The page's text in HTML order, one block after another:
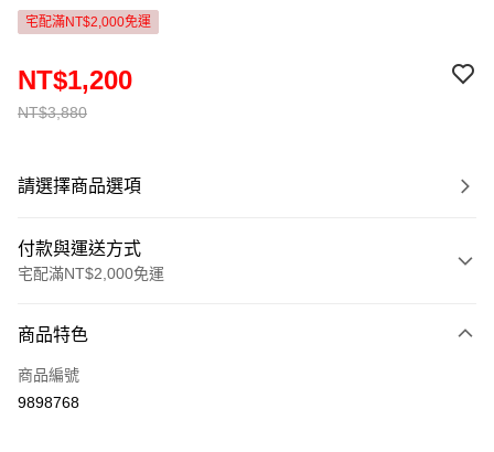
宅配滿NT$2,000免運
NT$3,880
NT$1,200
請選擇商品選項
付款與運送方式
宅配滿NT$2,000免運
信用卡一次付款
運送方式
商品特色
商品編號
9898768